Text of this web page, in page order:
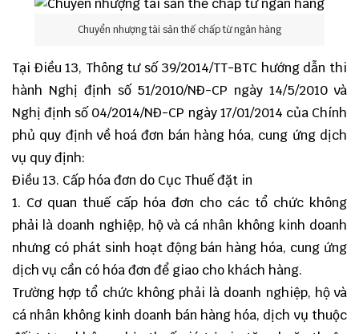
Chuyển nhượng tài sản thế chấp từ ngân hàng
Tại Điều 13, Thông tư số 39/2014/TT-BTC hướng dẫn thi
hành Nghị định số 51/2010/NĐ-CP ngày 14/5/2010 và
Nghị định số 04/2014/NĐ-CP ngày 17/01/2014 của Chính
phủ quy định về hoá đơn bán hàng hóa, cung ứng dịch
vụ quy định:
Điều 13. Cấp hóa đơn do Cục Thuế đặt in
1. Cơ quan thuế cấp hóa đơn cho các tổ chức không
phải là doanh nghiệp, hộ và cá nhân không kinh doanh
nhưng có phát sinh hoạt động bán hàng hóa, cung ứng
dịch vụ cần có hóa đơn để giao cho khách hàng.
Trường hợp tổ chức không phải là doanh nghiệp, hộ và
cá nhân không kinh doanh bán hàng hóa, dịch vụ thuộc